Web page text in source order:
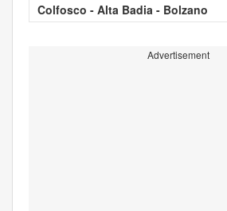
Colfosco - Alta Badia - Bolzano
Advertisement